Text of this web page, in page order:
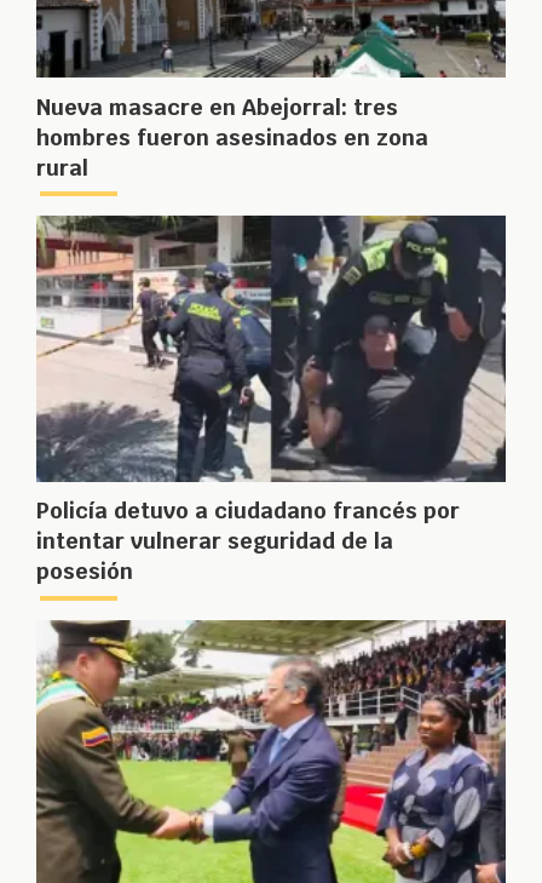
Nueva masacre en Abejorral: tres
hombres fueron asesinados en zona
rural
Policía detuvo a ciudadano francés por
intentar vulnerar seguridad de la
posesión